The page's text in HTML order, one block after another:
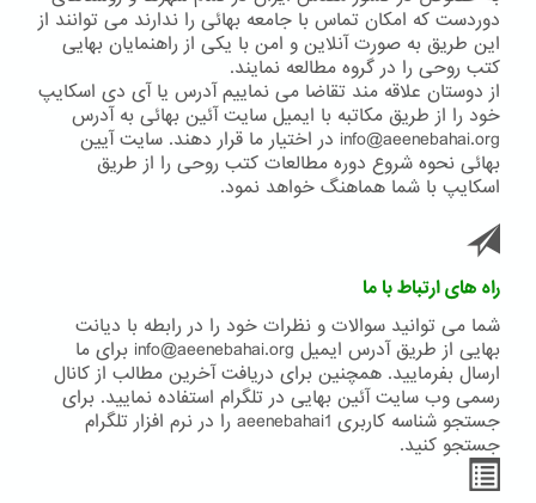
دوردست که امکان تماس با جامعه بهائی را ندارند می توانند از
این طریق به صورت آنلاین و امن با یکی از راهنمایان بهایی
کتب روحی را در گروه مطالعه نمایند.
از دوستان علاقه مند تقاضا می نماییم آدرس یا آی دی اسکایپ
خود را از طریق مکاتبه با ایمیل سایت آئین بهائی به آدرس
info@aeenebahai.org در اختیار ما قرار دهند. سایت آیین
بهائی نحوه شروع دوره مطالعات کتب روحی را از طریق
اسکایپ با شما هماهنگ خواهد نمود.
راه های ارتباط با ما
شما می توانید سوالات و نظرات خود را در رابطه با دیانت
بهایی از طریق آدرس ایمیل info@aeenebahai.org برای ما
ارسال بفرمایید. همچنین برای دریافت آخرین مطالب از کانال
رسمی وب سایت آئین بهایی در تلگرام استفاده نمایید. برای
جستجو شناسه کاربری aeenebahai1 را در نرم افزار تلگرام
جستجو کنید.